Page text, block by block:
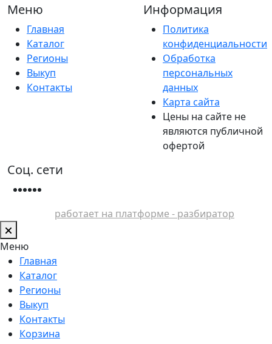
Меню
Главная
Каталог
Регионы
Выкуп
Контакты
Информация
Политика
конфиденциальности
Обработка
персональных
данных
Карта сайта
Цены на сайте не
являются публичной
офертой
Соц. сети
работает на платформе - разбиратор
Меню
Главная
Каталог
Регионы
Выкуп
Контакты
Корзина